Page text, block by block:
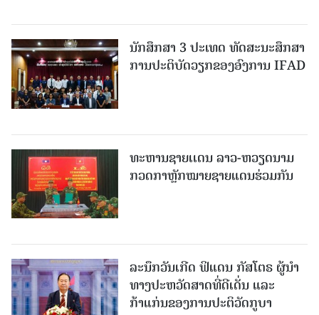
ນັກສຶກສາ 3 ປະເທດ ທັດ​ສະ​ນະ​ສຶກ​ສາ
ການປະຕິບັດວຽກຂອງອົງການ IFAD
ທະຫານຊາຍເເດນ ລາວ-ຫວຽດນາມ
ກວດກາຫຼັກໝາຍຊາຍແດນຮ່ວມກັນ
ລະນຶກວັນເກີດ ຟິແດນ ກັສໂຕຣ ຜູ້ນຳ
ທາງປະຫວັດສາດທີ່ດີເດັ່ນ ແລະ
ກ້າແກ່ນຂອງການປະຕິວັດກູບາ